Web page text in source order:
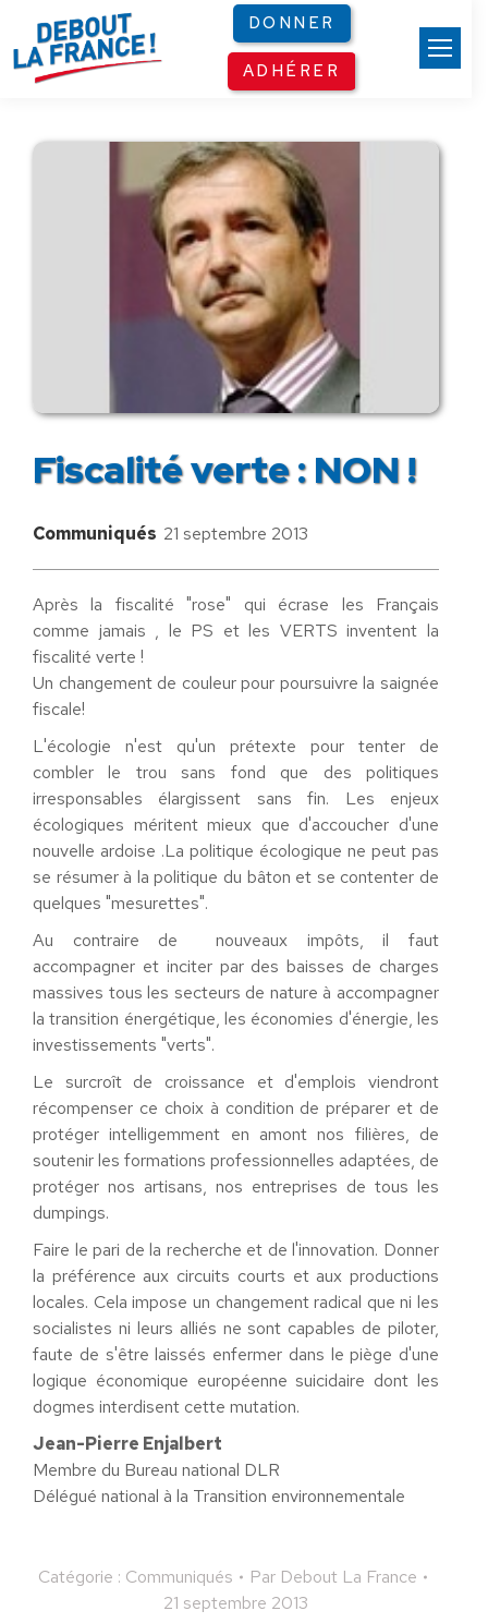
DONNER
ADHÉRER
Fiscalité verte : NON !
Communiqués 21 septembre 2013
Après la fiscalité "rose" qui écrase les Français
comme jamais , le PS et les VERTS inventent la
fiscalité verte !
Un changement de couleur pour poursuivre la saignée
fiscale!
L'écologie n'est qu'un prétexte pour tenter de
combler le trou sans fond que des politiques
irresponsables élargissent sans fin. Les enjeux
écologiques méritent mieux que d'accoucher d'une
nouvelle ardoise .La politique écologique ne peut pas
se résumer à la politique du bâton et se contenter de
quelques "mesurettes".
Au contraire de nouveaux impôts, il faut
accompagner et inciter par des baisses de charges
massives tous les secteurs de nature à accompagner
la transition énergétique, les économies d'énergie, les
investissements "verts".
Le surcroît de croissance et d'emplois viendront
récompenser ce choix à condition de préparer et de
protéger intelligemment en amont nos filières, de
soutenir les formations professionnelles adaptées, de
protéger nos artisans, nos entreprises de tous les
dumpings.
Faire le pari de la recherche et de l'innovation. Donner
la préférence aux circuits courts et aux productions
locales. Cela impose un changement radical que ni les
socialistes ni leurs alliés ne sont capables de piloter,
faute de s'être laissés enfermer dans le piège d'une
logique économique européenne suicidaire dont les
dogmes interdisent cette mutation.
Jean-Pierre Enjalbert
Membre du Bureau national DLR
Délégué national à la Transition environnementale
Catégorie : Communiqués Par Debout La France
21 septembre 2013
Panneau de gestion des cookies